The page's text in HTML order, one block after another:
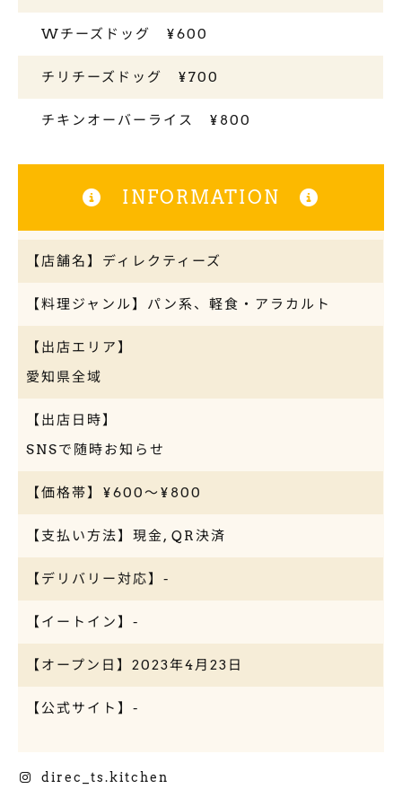
Wチーズドッグ ¥600
チリチーズドッグ ¥700
チキンオーバーライス ¥800
INFORMATION
【店舗名】ディレクティーズ
【料理ジャンル】パン系、軽食・アラカルト
【出店エリア】
愛知県全域
【出店日時】
SNSで随時お知らせ
【価格帯】¥600〜¥800
【支払い方法】現金, QR決済
【デリバリー対応】-
【イートイン】-
【オープン日】2023年4月23日
【公式サイト】-
Instagram direc_ts.kitchen